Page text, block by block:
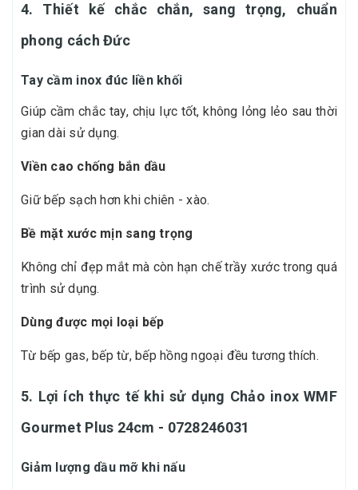
4. Thiết kế chắc chắn, sang trọng, chuẩn
phong cách Đức
Tay cầm inox đúc liền khối
Giúp cầm chắc tay, chịu lực tốt, không lỏng lẻo sau thời
gian dài sử dụng.
Viền cao chống bắn dầu
Giữ bếp sạch hơn khi chiên - xào.
Bề mặt xước mịn sang trọng
Không chỉ đẹp mắt mà còn hạn chế trầy xước trong quá
trình sử dụng.
Dùng được mọi loại bếp
Từ bếp gas, bếp từ, bếp hồng ngoại đều tương thích.
5. Lợi ích thực tế khi sử dụng Chảo inox WMF
Gourmet Plus 24cm - 0728246031
Giảm lượng dầu mỡ khi nấu